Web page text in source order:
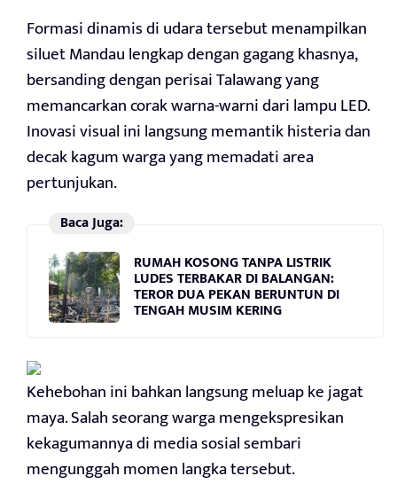
Formasi dinamis di udara tersebut menampilkan
siluet Mandau lengkap dengan gagang khasnya,
bersanding dengan perisai Talawang yang
memancarkan corak warna-warni dari lampu LED.
Inovasi visual ini langsung memantik histeria dan
decak kagum warga yang memadati area
pertunjukan.
Baca Juga:
RUMAH KOSONG TANPA LISTRIK
LUDES TERBAKAR DI BALANGAN:
TEROR DUA PEKAN BERUNTUN DI
TENGAH MUSIM KERING
Kehebohan ini bahkan langsung meluap ke jagat
maya. Salah seorang warga mengekspresikan
kekagumannya di media sosial sembari
mengunggah momen langka tersebut.